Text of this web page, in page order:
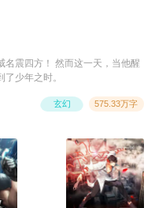
名震四方！ 然而这一天，当他醒
少年之时。
575.33万字
玄幻